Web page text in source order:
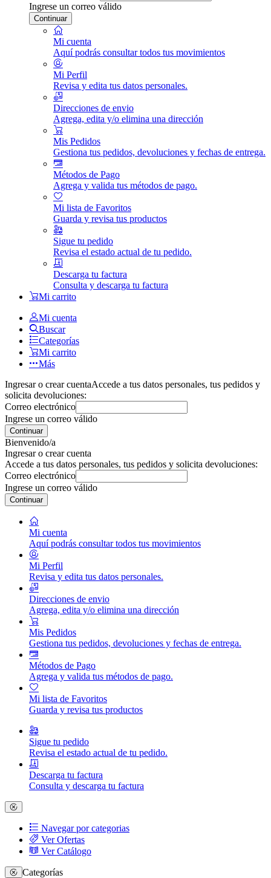
Ingrese un correo válido
Continuar
Mi cuenta
Aquí podrás consultar todos tus movimientos
Mi Perfil
Revisa y edita tus datos personales.
Direcciones de envio
Agrega, edita y/o elimina una dirección
Mis Pedidos
Gestiona tus pedidos, devoluciones y fechas de entrega.
Métodos de Pago
Agrega y valida tus métodos de pago.
Mi lista de Favoritos
Guarda y revisa tus productos
Sigue tu pedido
Revisa el estado actual de tu pedido.
Descarga tu factura
Consulta y descarga tu factura
Mi carrito
Mi cuenta
Buscar
Categorías
Mi carrito
Más
Ingresar o crear cuentaAccede a tus datos personales, tus pedidos y
solicita devoluciones:
Correo electrónico
Ingrese un correo válido
Continuar
Bienvenido/a
Ingresar o crear cuenta
Accede a tus datos personales, tus pedidos y solicita devoluciones:
Correo electrónico
Ingrese un correo válido
Continuar
Mi cuenta
Aquí podrás consultar todos tus movimientos
Mi Perfil
Revisa y edita tus datos personales.
Direcciones de envio
Agrega, edita y/o elimina una dirección
Mis Pedidos
Gestiona tus pedidos, devoluciones y fechas de entrega.
Métodos de Pago
Agrega y valida tus métodos de pago.
Mi lista de Favoritos
Guarda y revisa tus productos
Sigue tu pedido
Revisa el estado actual de tu pedido.
Descarga tu factura
Consulta y descarga tu factura
Navegar por categorias
Ver Ofertas
Ver Catálogo
Categorías